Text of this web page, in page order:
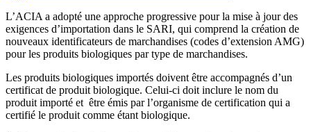
L’ACIA a adopté une approche progressive pour la mise à jour des
exigences d’importation dans le SARI, qui comprend la création de
nouveaux identificateurs de marchandises (codes d’extension AMG)
pour les produits biologiques par type de marchandises.
Les produits biologiques importés doivent être accompagnés d’un
certificat de produit biologique. Celui-ci doit inclure le nom du
produit importé et être émis par l’organisme de certification qui a
certifié le produit comme étant biologique.